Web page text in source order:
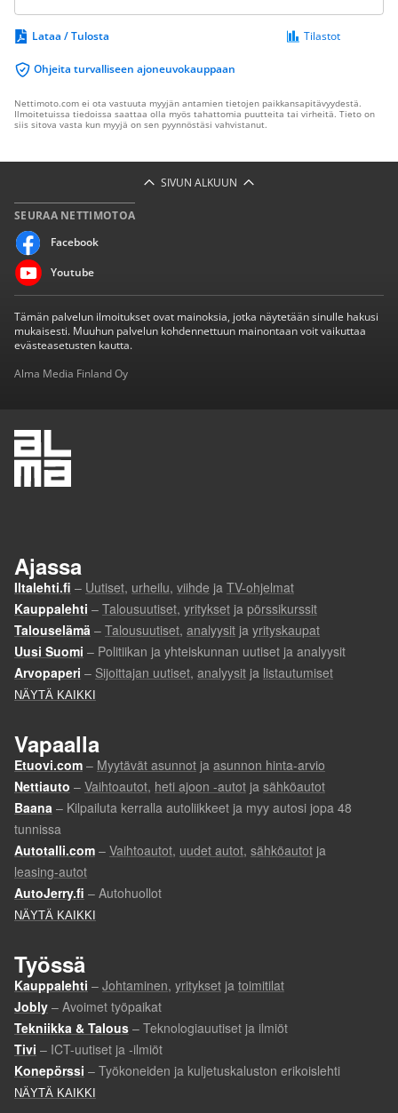
Lataa / Tulosta
Ohjeita turvalliseen ajoneuvokauppaan
Tilastot
Nettimoto.com ei ota vastuuta myyjän antamien tietojen paikkansapitävyydestä.
Ilmoitetuissa tiedoissa saattaa olla myös tahattomia puutteita tai virheitä. Tieto on
siis sitova vasta kun myyjä on sen pyynnöstäsi vahvistanut.
SIVUN ALKUUN
SEURAA NETTIMOTOA
Facebook
Youtube
Tämän palvelun ilmoitukset ovat mainoksia, jotka näytetään sinulle hakusi
mukaisesti. Muuhun palvelun kohdennettuun mainontaan voit vaikuttaa
evästeasetusten kautta.
Alma Media Finland Oy